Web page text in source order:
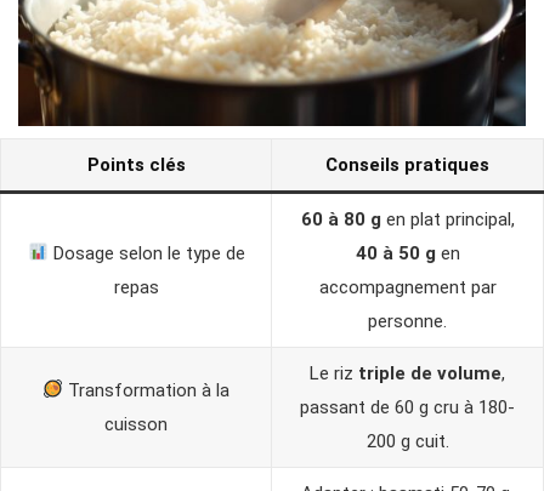
Points clés Conseils pratiques
Dosage selon le type de
repas
60 à 80 g en plat principal,
40 à 50 g en
accompagnement par
personne.
Transformation à la
cuisson
Le riz triple de volume,
passant de 60 g cru à 180-
200 g cuit.